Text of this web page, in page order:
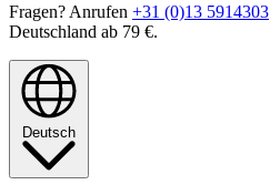
Fragen? Anrufen +31 (0)13 5914303
Deutschland ab 79 €.
Deutsch